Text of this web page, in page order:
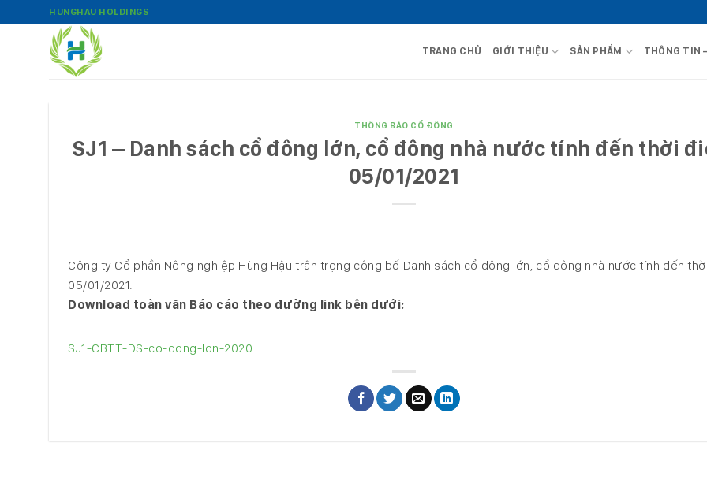
qua
HUNGHAU HOLDINGS
TRANG CHỦ GIỚI THIỆU SẢN PHẨM THÔNG TIN
THÔNG BÁO CỔ ĐÔNG
SJ1 – Danh sách cổ đông lớn, cổ đông nhà nước tính đến thời
05/01/2021
Công ty Cổ phần Nông nghiệp Hùng Hậu trân trọng công bố Danh sách cổ đông lớn, cổ đông nhà nước tính đến
05/01/2021.
Download toàn văn Báo cáo theo đường link bên dưới:
SJ1-CBTT-DS-co-dong-lon-2020